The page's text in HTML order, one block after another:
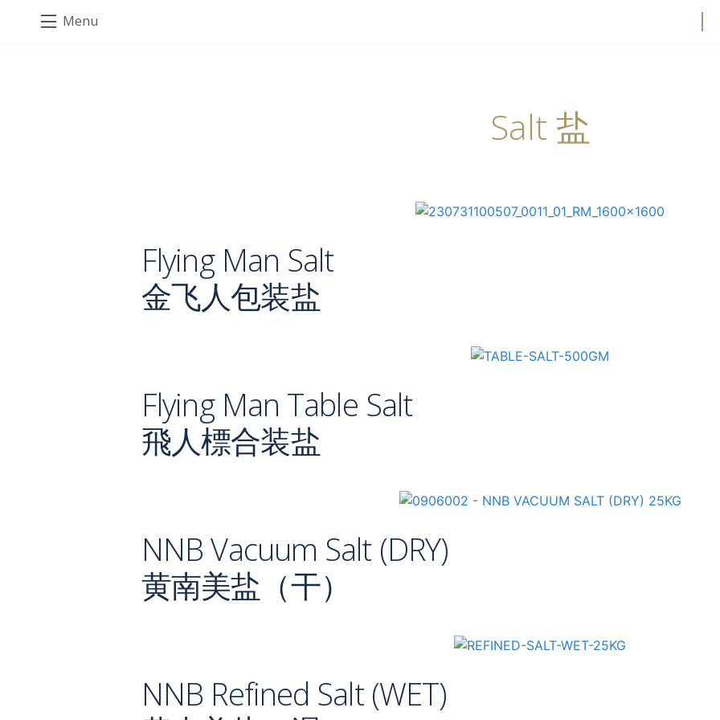
Menu
Salt 盐
Flying Man Salt
金飞人包装盐
Flying Man Table Salt
飛人標合装盐
NNB Vacuum Salt (DRY)
黄南美盐（干）
NNB Refined Salt (WET)